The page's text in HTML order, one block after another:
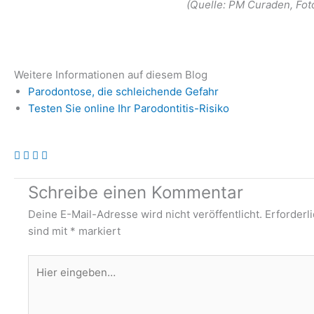
(Quelle: PM Curaden,
Weitere Informationen auf diesem Blog
Parodontose, die schleichende Gefahr
Testen Sie online Ihr Parodontitis-Risiko
Schreibe einen Kommentar
Deine E-Mail-Adresse wird nicht veröffentlicht.
sind mit * markiert
eingeben…